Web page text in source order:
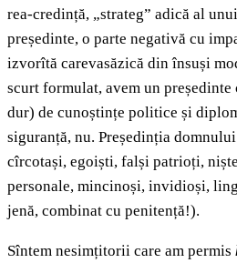
rea-credință, „strateg” adică al
președinte, o parte negativă cu
izvorîtă carevasăzică din însuși
scurt formulat, avem un
dur) de cunoștințe politice și
siguranță, nu. Președinția
cîrcotași, egoiști, falși patrioți,
personale, mincinoși, invidioși,
jenă, combinat cu penitență!).
Sîntem nesimțitorii care am permis